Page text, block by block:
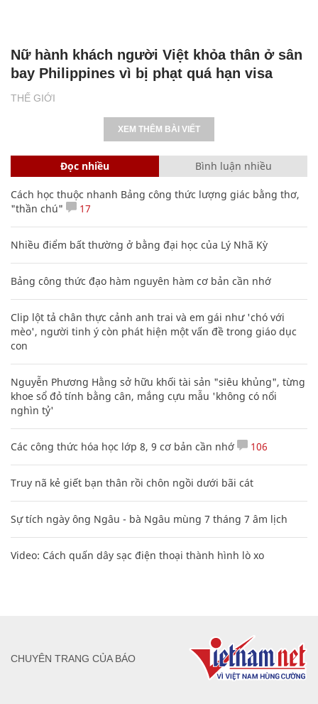
THẾ GIỚI
Nữ hành khách người Việt khỏa thân ở sân
bay Philippines vì bị phạt quá hạn visa
XEM THÊM BÀI VIẾT
Đọc nhiều Bình luận nhiều
Cách học thuộc nhanh Bảng công thức lượng giác bằng thơ,
"thần chú"
17
Nhiều điểm bất thường ở bằng đại học của Lý Nhã Kỳ
Bảng công thức đạo hàm nguyên hàm cơ bản cần nhớ
Clip lột tả chân thực cảnh anh trai và em gái như 'chó với
mèo', người tinh ý còn phát hiện một vấn đề trong giáo dục
con
Nguyễn Phương Hằng sở hữu khối tài sản "siêu khủng", từng
khoe sổ đỏ tính bằng cân, mắng cựu mẫu 'không có nổi
nghìn tỷ'
Các công thức hóa học lớp 8, 9 cơ bản cần nhớ 106
Truy nã kẻ giết bạn thân rồi chôn ngồi dưới bãi cát
Sự tích ngày ông Ngâu - bà Ngâu mùng 7 tháng 7 âm lịch
Video: Cách quấn dây sạc điện thoại thành hình lò xo
CHUYÊN TRANG CỦA BÁO